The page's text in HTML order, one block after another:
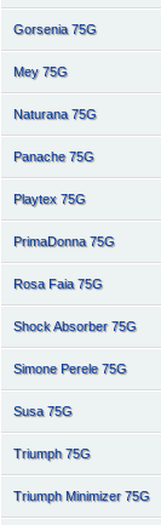
Gorsenia 75G
Mey 75G
Naturana 75G
Panache 75G
Playtex 75G
PrimaDonna 75G
Rosa Faia 75G
Shock Absorber 75G
Simone Perele 75G
Susa 75G
Triumph 75G
Triumph Minimizer 75G